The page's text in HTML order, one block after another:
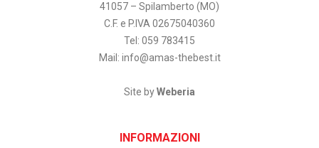
41057 – Spilamberto (MO)
C.F. e P.IVA 02675040360
Tel: 059 783415
Mail: info@amas-thebest.it
Site byWeberia
INFORMAZIONI